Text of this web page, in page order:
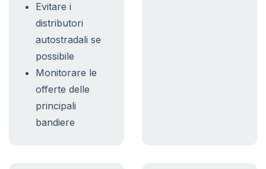
Evitare i
distributori
autostradali se
possibile
Monitorare le
offerte delle
principali
bandiere